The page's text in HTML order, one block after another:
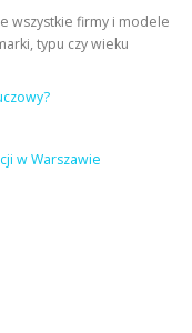
wszystkie firmy i modele
typu czy wieku
w Warszawie